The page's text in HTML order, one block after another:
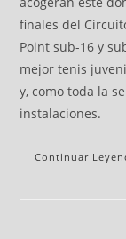
finales del
Point sub-16 y
mejor tenis
y, como toda la
instalaciones.
Continuar